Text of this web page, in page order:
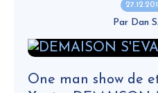
Par Dan
One man show de